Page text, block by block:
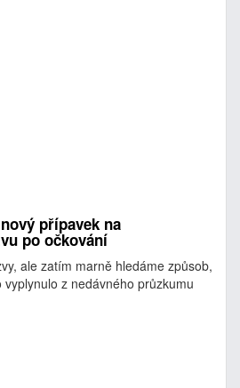
přípavek na
po očkování
ale zatím marně hledáme způsob,
z nedávného průzkumu